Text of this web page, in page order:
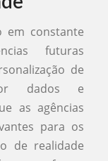
em constante
futuras
de
dados e
as agências
para os
de realidade